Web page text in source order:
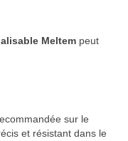
Meltem peut
sur le
et résistant dans le